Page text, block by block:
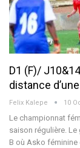
D1 (F)/
distance
Felix Kalepe 10
Le championnat
saison régulière.
B où Asko féminine